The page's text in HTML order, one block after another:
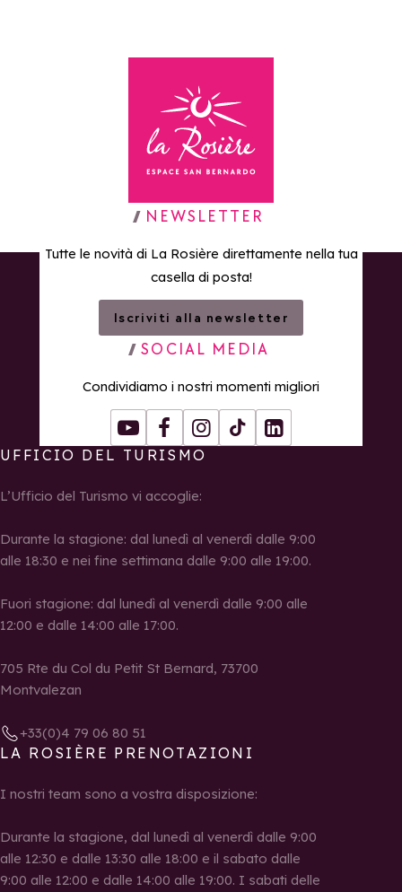
Torna alla home page
NEWSLETTER
Tutte le novità di La Rosière direttamente nella tua
casella di posta!
Iscriviti alla newsletter
SOCIAL MEDIA
Condividiamo i nostri momenti migliori
YoutubeFacebookInstagram
Tiktok LinkedIn
UFFICIO DEL TURISMO
L’Ufficio del Turismo vi accoglie:
Durante la stagione: dal lunedì al venerdì dalle 9:00
alle 18:30 e nei fine settimana dalle 9:00 alle 19:00.
Fuori stagione: dal lunedì al venerdì dalle 9:00 alle
12:00 e dalle 14:00 alle 17:00.
705 Rte du Col du Petit St Bernard, 73700
Montvalezan
+33(0)4 79 06 80 51
LA ROSIÈRE PRENOTAZIONI
I nostri team sono a vostra disposizione:
Durante la stagione, dal lunedì al venerdì dalle 9:00
alle 12:30 e dalle 13:30 alle 18:00 e il sabato dalle
9:00 alle 12:00 e dalle 14:00 alle 19:00. I sabati delle